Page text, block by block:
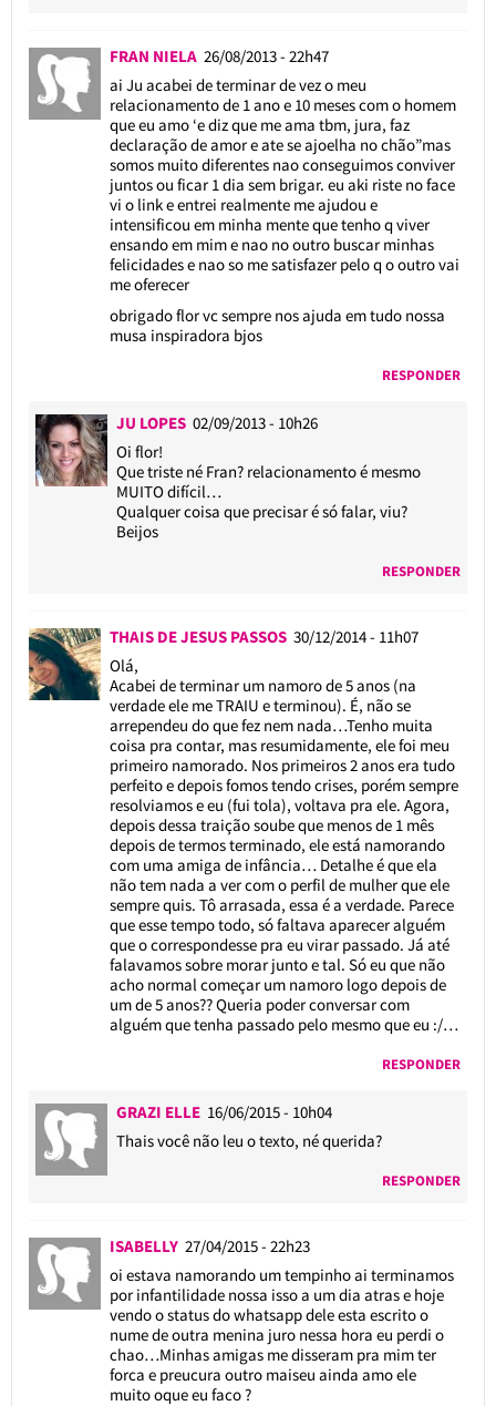
FRAN NIELA 26/08/2013 - 22h47
ai Ju acabei de terminar de vez o meu
relacionamento de 1 ano e 10 meses com o homem
que eu amo ‘e diz que me ama tbm, jura, faz
declaração de amor e ate se ajoelha no chão”mas
somos muito diferentes nao conseguimos conviver
juntos ou ficar 1 dia sem brigar. eu aki riste no face
vi o link e entrei realmente me ajudou e
intensificou em minha mente que tenho q viver
ensando em mim e nao no outro buscar minhas
felicidades e nao so me satisfazer pelo q o outro vai
me oferecer
obrigado flor vc sempre nos ajuda em tudo nossa
musa inspiradora bjos
RESPONDER
JU LOPES 02/09/2013 - 10h26
Oi flor!
Que triste né Fran? relacionamento é mesmo
MUITO difícil…
Qualquer coisa que precisar é só falar, viu?
Beijos
RESPONDER
THAIS DE JESUS PASSOS 30/12/2014 - 11h07
Olá,
Acabei de terminar um namoro de 5 anos (na
verdade ele me TRAIU e terminou). É, não se
arrependeu do que fez nem nada…Tenho muita
coisa pra contar, mas resumidamente, ele foi meu
primeiro namorado. Nos primeiros 2 anos era tudo
perfeito e depois fomos tendo crises, porém sempre
resolviamos e eu (fui tola), voltava pra ele. Agora,
depois dessa traição soube que menos de 1 mês
depois de termos terminado, ele está namorando
com uma amiga de infância… Detalhe é que ela
não tem nada a ver com o perfil de mulher que ele
sempre quis. Tô arrasada, essa é a verdade. Parece
que esse tempo todo, só faltava aparecer alguém
que o correspondesse pra eu virar passado. Já até
falavamos sobre morar junto e tal. Só eu que não
acho normal começar um namoro logo depois de
um de 5 anos?? Queria poder conversar com
alguém que tenha passado pelo mesmo que eu :/…
RESPONDER
GRAZI ELLE 16/06/2015 - 10h04
Thais você não leu o texto, né querida?
RESPONDER
ISABELLY 27/04/2015 - 22h23
oi estava namorando um tempinho ai terminamos
por infantilidade nossa isso a um dia atras e hoje
vendo o status do whatsapp dele esta escrito o
nume de outra menina juro nessa hora eu perdi o
chao…Minhas amigas me disseram pra mim ter
forca e preucura outro maiseu ainda amo ele
muito oque eu faco ?